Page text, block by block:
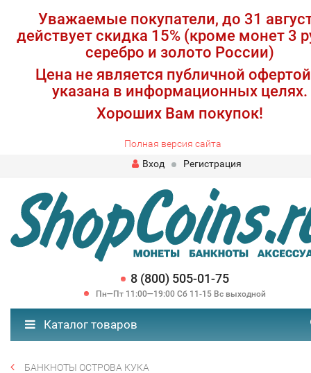
Уважаемые покупатели, до 31
действует скидка 15% (кроме монет 3
серебро и золото России)
Цена не является публичной
указана в информационных целях.
Хороших Вам покупок!
Полная версия сайта
Вход
Регистрация
8 (800) 505-01-75
Пн—Пт 11:00—19:00 Сб 11-15 Вс выходной
Каталог товаров
БАНКНОТЫ ОСТРОВА КУКА